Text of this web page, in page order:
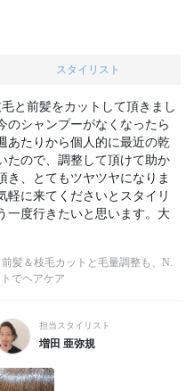
スタイリスト
と前髪をカットして頂きまし
のシャンプーがなくなったら
あたりから個人的に最近の乾
たので、調整して頂けて助か
き、とてもツヤツヤになりま
軽に来てくださいとスタイリ
一度行きたいと思います。大
前髪＆枝毛カットと毛量調整も、N.
でヘアケア
担当スタイリスト
増田 亜弥規